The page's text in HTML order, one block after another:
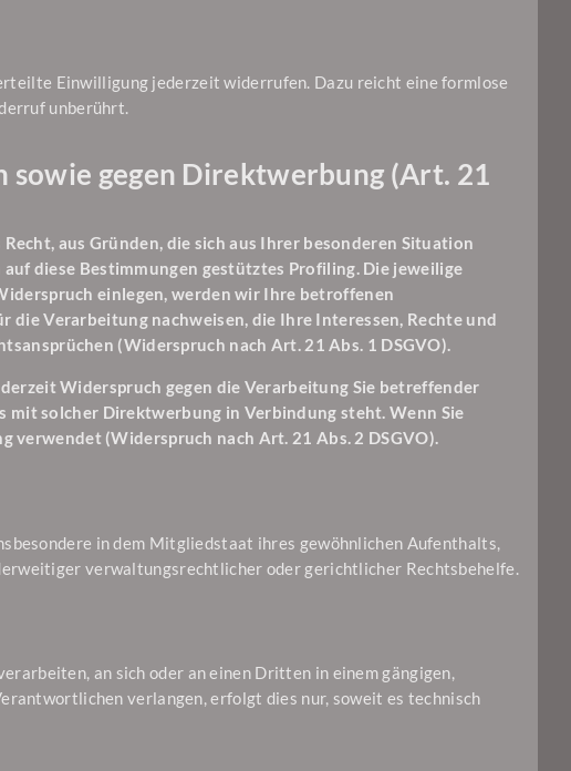
Einwilligung jederzeit widerrufen. Dazu reicht eine formlose
unberührt.
sowie gegen Direktwerbung (Art. 21
aus Gründen, die sich aus Ihrer besonderen Situation
diese Bestimmungen gestütztes Profiling. Die jeweilige
einlegen, werden wir Ihre betroffenen
Verarbeitung nachweisen, die Ihre Interessen, Rechte und
(Widerspruch nach Art. 21 Abs. 1 DSGVO).
Widerspruch gegen die Verarbeitung Sie betreffender
mit solcher Direktwerbung in Verbindung steht. Wenn Sie
verwendet (Widerspruch nach Art. 21 Abs. 2 DSGVO).
in dem Mitgliedstaat ihres gewöhnlichen Aufenthalts,
verwaltungsrechtlicher oder gerichtlicher Rechtsbehelfe.
an sich oder an einen Dritten in einem gängigen,
verlangen, erfolgt dies nur, soweit es technisch